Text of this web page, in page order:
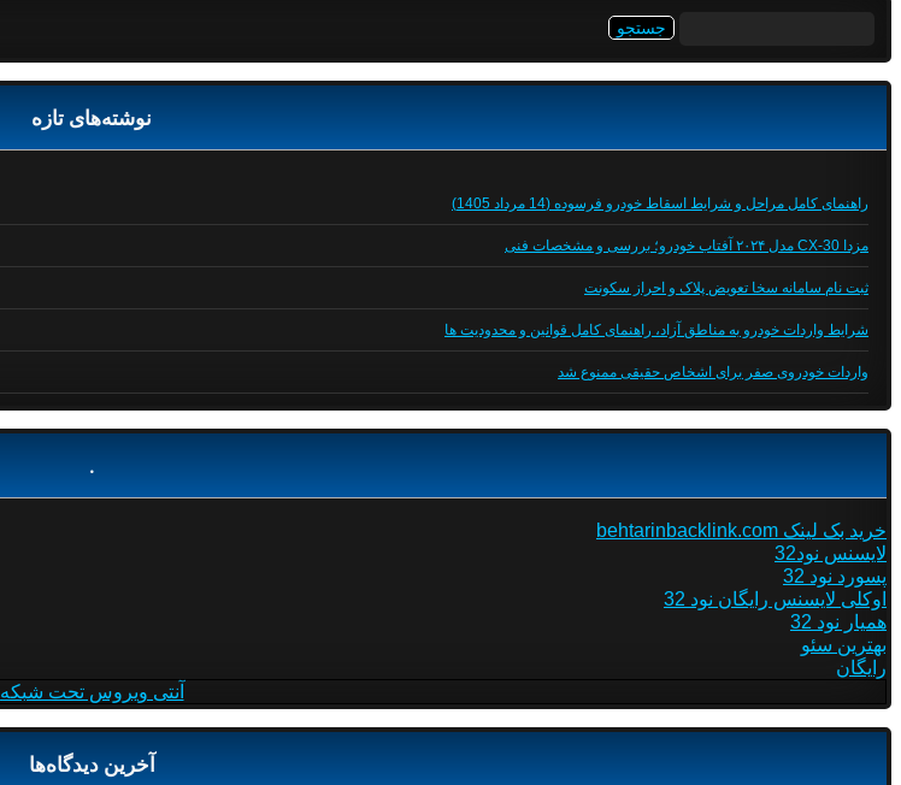
نوشته‌های تازه
راهنمای کامل مراحل و شرایط اسقاط خودرو فرسوده (14 مرداد 1405)
مزدا CX-30 مدل ۲۰۲۴ آفتاب خودرو؛ بررسی و مشخصات فنی
ثبت نام سامانه سخا تعویض پلاک و احراز سکونت
شرایط واردات خودرو به مناطق آزاد، راهنمای کامل قوانین و محدودیت ها
واردات خودروی صفر برای اشخاص حقیقی ممنوع شد
.
خرید بک لینک behtarinbacklink.com
لایسنس نود32
پسورد نود 32
اوکلی لایسنس رایگان نود 32
همیار نود 32
بهترین سئو
رایگان
آنتی ویروس تحت شبکه
آخرین دیدگاه‌ها